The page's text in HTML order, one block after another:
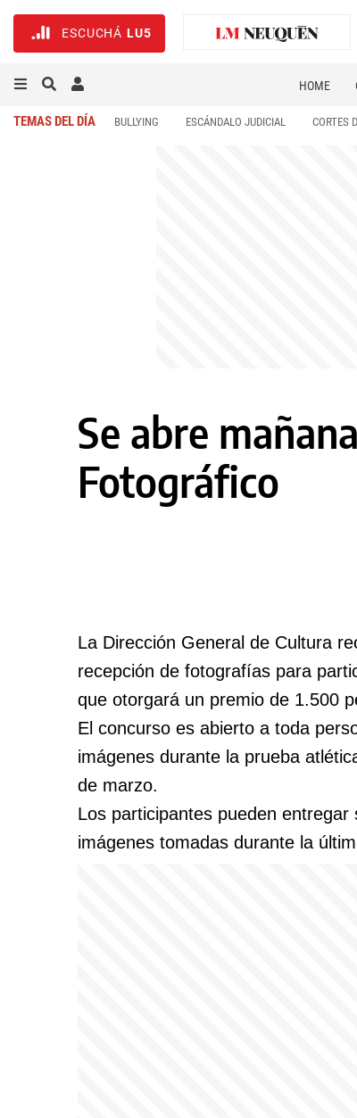
ESCUCHÁ LU5
HOME
TEMAS DEL DÍA BULLYING ESCÁNDALO JUDICIAL CORTES
Se abre
Fotográfico
La Dirección General de Cultura
recepción de fotografías para
que otorgará un premio de 1.500
El concurso es abierto a toda
imágenes durante la prueba
de marzo.
Los participantes pueden
imágenes tomadas durante la